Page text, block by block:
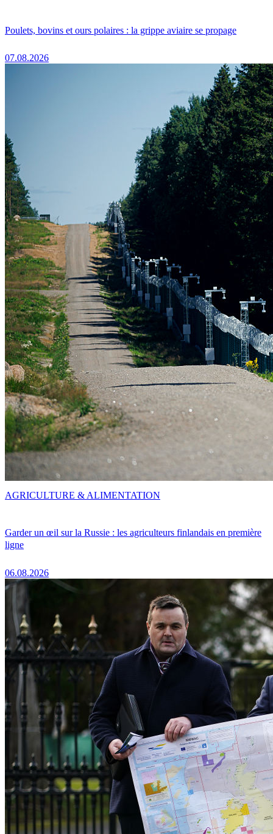
Poulets, bovins et ours polaires : la grippe aviaire se propage
07.08.2026
Garder un œil sur la Russie : les agriculteurs finlandais en première
ligne
06.08.2026
AGRICULTURE & ALIMENTATION